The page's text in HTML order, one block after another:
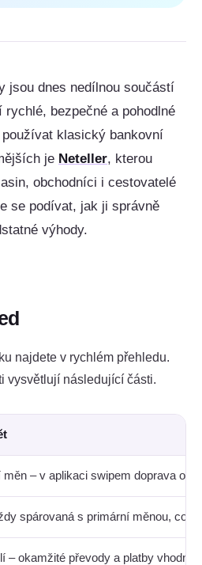
jsou dnes nedílnou součástí
bezpečné a pohodlné
klasický bankovní
je Neteller, kterou
obchodníci i cestovatelé
se podívat, jak ji správně
výhody.
najdete v rychlém přehledu.
vysvětlují následující části.
měn – v aplikaci swipem doprava
spárovaná s primární měnou, což
– okamžité převody a platby vhodné